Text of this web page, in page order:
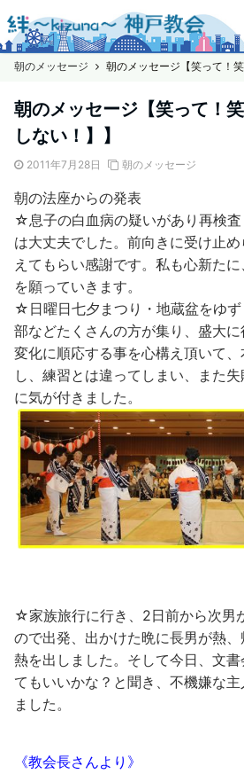
朝のメッセージ 朝のメッセージ【笑って！
朝のメッセージ【笑って！
しない！】】
2011年7月28日 朝のメッセージ
朝の法座からの発表
☆息子の白血病の疑いがあり再検
は大丈夫でした。前向きに受け止
えてもらい感謝です。私も心新た
を願っていきます。
☆日曜日七夕まつり・地蔵盆をゆ
部などたくさんの方が集り、盛大
変化に順応する事を心構え頂いて
し、練習とは違ってしまい、また
に気が付きました。
☆家族旅行に行き、2日前から次男
ので出発、出かけた晩に長男が熱
熱を出しました。そして今日、文
てもいいかな？と聞き、不機嫌な
ました。
《教会長さんより》